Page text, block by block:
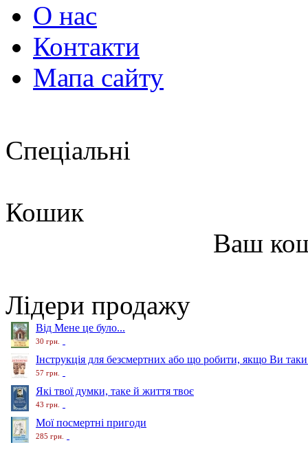
О нас
Контакти
Мапа сайту
Спеціальні
Кошик
Ваш
Лідери продажу
Від Мене це було...
30 грн.
Інструкція для безсмертних або що робити, якщо Ви
57 грн.
Які твої думки, таке й життя твоє
43 грн.
Мої посмертні пригоди
285 грн.